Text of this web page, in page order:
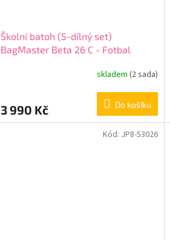
Školní batoh (5-dílný set)
BagMaster Beta 26 C - Fotbal
skladem (2 sada)
3 990 Kč Do košíku
Kód: JP8-53026